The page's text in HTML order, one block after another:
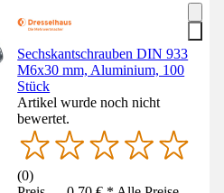
Sechskantschrauben DIN 933
M6x30 mm, Aluminium, 100
Stück
Artikel wurde noch nicht
bewertet.
(0)